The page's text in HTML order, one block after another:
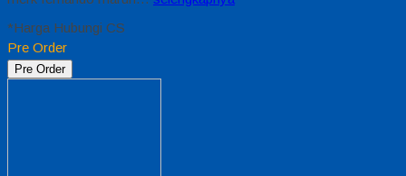
*Harga Hubungi CS
Pre Order
Pre Order